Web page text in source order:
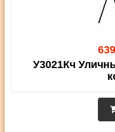
У3021Кч